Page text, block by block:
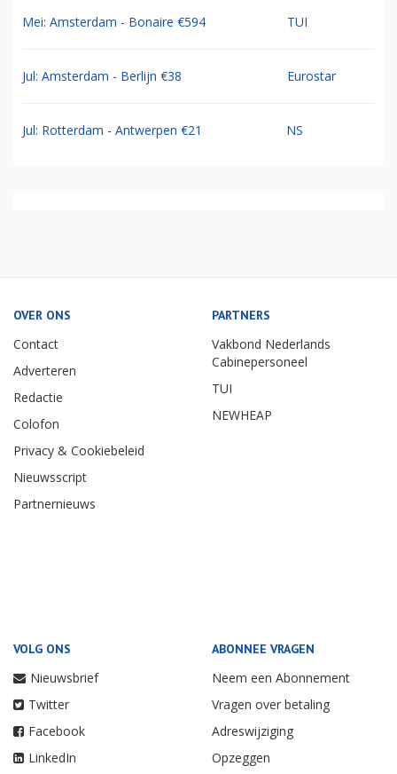
Mei: Amsterdam - Bonaire €594 TUI
Jul: Amsterdam - Berlijn €38 Eurostar
Jul: Rotterdam - Antwerpen €21 NS
OVER ONS
Contact
Adverteren
Redactie
Colofon
Privacy & Cookiebeleid
Nieuwsscript
Partnernieuws
PARTNERS
Vakbond Nederlands
Cabinepersoneel
TUI
NEWHEAP
VOLG ONS
Nieuwsbrief
Twitter
Facebook
LinkedIn
ABONNEE VRAGEN
Neem een Abonnement
Vragen over betaling
Adreswijziging
Opzeggen